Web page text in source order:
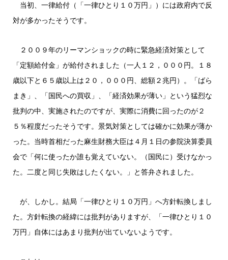
当初、一律給付（「一律ひとり１０万円」）には政府内で反
対が多かったそうです。
２００９年のリーマンショックの時に緊急経済対策として
「定額給付金」が給付されました（一人１２，０００円。１８
歳以下と６５歳以上は２０，０００円、総額２兆円）。「ばら
まき」、「国民への買収」、「経済効果が薄い」という猛烈な
批判の中、実施されたのですが、実際に消費に回ったのが２
５％程度だったそうです。景気対策としては確かに効果が薄か
った。当時首相だった麻生財務大臣は４月１日の参院決算委員
会で「何に使ったか誰も覚えていない。（国民に）受けなかっ
た。二度と同じ失敗はしたくない。」と答弁されました。
が、しかし。結局「一律ひとり１０万円」へ方針転換しまし
た。方針転換の経緯には批判がありますが、「一律ひとり１０
万円」自体にはあまり批判が出ていないようです。